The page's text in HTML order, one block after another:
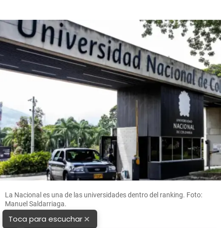
La Nacional es una de las universidades dentro del ranking. Foto:
Manuel Saldarriaga.
Toca para escuchar×